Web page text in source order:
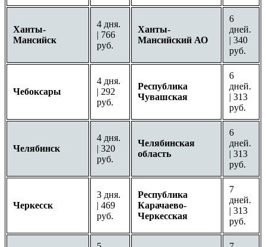
Ханты-
Мансийск
4 дня.
| 766
руб.
Ханты-
Мансийский АО
6
дней.
| 340
руб.
Чебоксары
4 дня.
| 292
руб.
Республика
Чувашская
6
дней.
| 313
руб.
Челябинск
4 дня.
| 320
руб.
Челябинская
область
6
дней.
| 313
руб.
Черкесск
3 дня.
| 469
руб.
Республика
Карачаево-
Черкесская
7
дней.
| 313
руб.